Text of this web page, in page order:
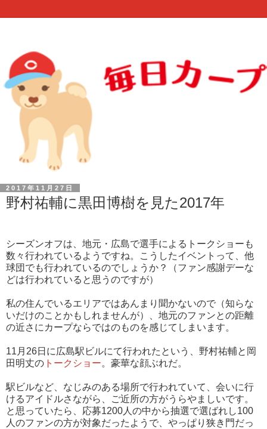
2017年11月27日
野村祐輔に黒田博樹を見た2017年
シーズンオフは、地元・広島で選手によるトークショーも
数々行われているようですね。こうしたイベントって、他
球団でも行われているのでしょうか？（ファン感謝デーな
どは行われていると思うのですが）
私の住んでいるエリアではあんまり聞かないので（知らな
いだけのことかもしれませんが）、地元のファンとの距離
の近さにカープならではのものを感じてしまいます。
11月26日に広島駅ビルにて行われたという、野村祐輔と岡
田明丈の トークショー。豪華な顔ぶれだ。
駅ビルなど、なじみのある場所で行われていて、会いに行
けるアイドルさながら、ご近所の方がうらやましいです。
と思っていたら、応募1200人の中から抽選で選ばれし100
人のファンの方が対象だったようで、やっぱり狭き門だっ